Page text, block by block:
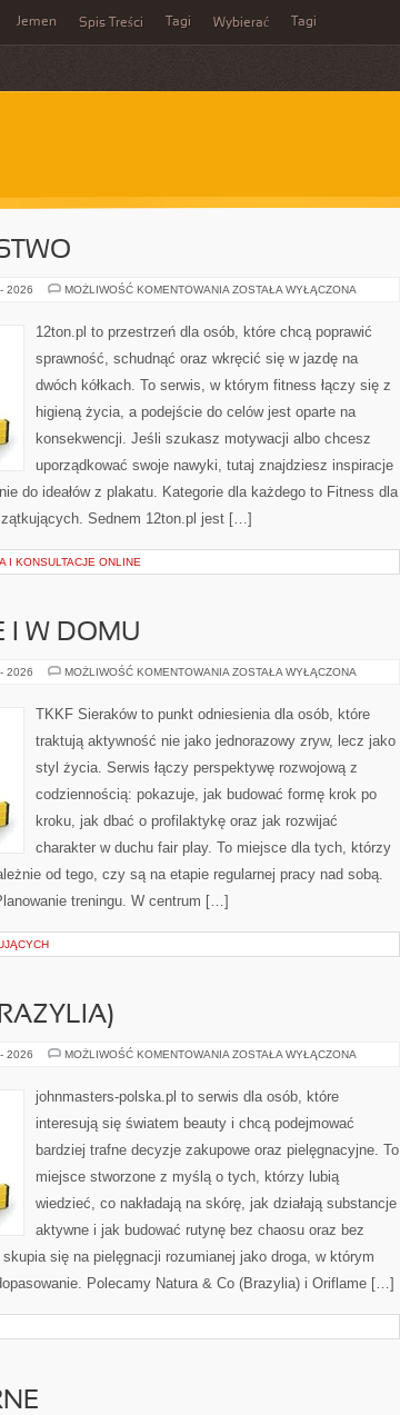
Jemen Spis Treści Tagi Wybierać Tagi
2026 MOŻLIWOŚĆ KOMENTOWANIA ROWER
ZOSTAŁA WYŁĄCZONA
12ton.pl to przestrzeń dla osób, które chcą poprawić
sprawność, schudnąć oraz wkręcić się w jazdę na
dwóch kółkach. To serwis, w którym fitness łączy się z
higieną życia, a podejście do celów jest oparte na
konsekwencji. Jeśli szukasz motywacji albo chcesz
uporządkować swoje nawyki, tutaj znajdziesz inspiracje
do ideałów z plakatu. Kategorie dla każdego to Fitness dla
Sednem 12ton.pl jest […]
I KONSULTACJE ONLINE
I W DOMU
2026 MOŻLIWOŚĆ KOMENTOWANIA TRENING
DOMU
ZOSTAŁA WYŁĄCZONA
TKKF Sieraków to punkt odniesienia dla osób, które
traktują aktywność nie jako jednorazowy zryw, lecz jako
styl życia. Serwis łączy perspektywę rozwojową z
codziennością: pokazuje, jak budować formę krok po
kroku, jak dbać o profilaktykę oraz jak rozwijać
charakter w duchu fair play. To miejsce dla tych, którzy
od tego, czy są na etapie regularnej pracy nad sobą.
treningu. W centrum […]
2026 MOŻLIWOŚĆ KOMENTOWANIA NATURA
(BRAZYLIA)
ZOSTAŁA WYŁĄCZONA
johnmasters-polska.pl to serwis dla osób, które
interesują się światem beauty i chcą podejmować
bardziej trafne decyzje zakupowe oraz pielęgnacyjne. To
miejsce stworzone z myślą o tych, którzy lubią
wiedzieć, co nakładają na skórę, jak działają substancje
aktywne i jak budować rutynę bez chaosu oraz bez
się na pielęgnacji rozumianej jako droga, w którym
Polecamy Natura & Co (Brazylia) i Oriflame […]